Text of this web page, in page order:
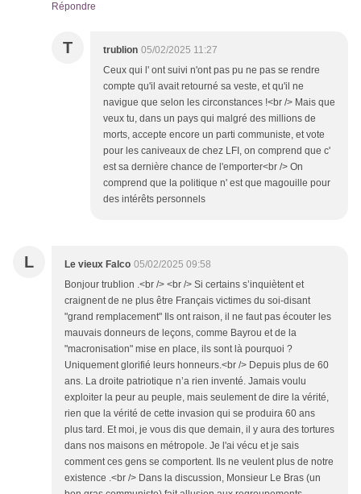
Répondre
T trublion 05/02/2025 11:27
Ceux qui l' ont suivi n'ont pas pu ne pas se rendre
compte qu'il avait retourné sa veste, et qu'il ne
navigue que selon les circonstances !<br /> Mais que
veux tu, dans un pays qui malgré des millions de
morts, accepte encore un parti communiste, et vote
pour les caniveaux de chez LFI, on comprend que c'
est sa dernière chance de l'emporter<br /> On
comprend que la politique n' est que magouille pour
des intérêts personnels
L Le vieux Falco 05/02/2025 09:58
Bonjour trublion .<br /> <br /> Si certains s’inquiètent et
craignent de ne plus être Français victimes du soi-disant
"grand remplacement" Ils ont raison, il ne faut pas écouter les
mauvais donneurs de leçons, comme Bayrou et de la
"macronisation" mise en place, ils sont là pourquoi ?
Uniquement glorifié leurs honneurs.<br /> Depuis plus de 60
ans. La droite patriotique n’a rien inventé. Jamais voulu
exploiter la peur au peuple, mais seulement de dire la vérité,
rien que la vérité de cette invasion qui se produira 60 ans
plus tard. Et moi, je vous dis que demain, il y aura des tortures
dans nos maisons en métropole. Je l'ai vécu et je sais
comment ces gens se comportent. Ils ne veulent plus de notre
existence .<br /> Dans la discussion, Monsieur Le Bras (un